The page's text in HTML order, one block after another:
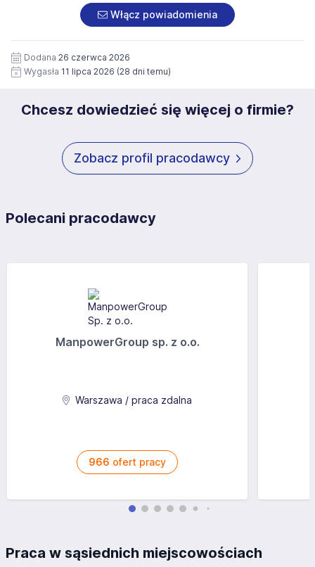
pod numerem 33 816 64 09 lub pisemnie na adres
siedziby administratora.
https://www.workprofit.pl/klauzula-informacyjna.html
załączonych dokumentach aplikacyjnych (w tym
wizerunku), na potrzeby przyszłych rekrutacji przez okres
12 miesięcy. Zgoda jest dobrowolna i może być w każdym
czasie wycofana.
Włącz powiadomienia
Dodana 26 czerwca 2026
Wygasła 11 lipca 2026 (28 dni temu)
Chcesz dowiedzieć się więcej o firmie?
Zobacz profil pracodawcy
Polecani pracodawcy
ManpowerGroup sp. z o.o.
Warszawa / praca zdalna
966 ofert pracy
Praca w sąsiednich miejscowościach